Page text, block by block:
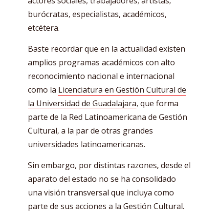
burócratas, especialistas, académicos,
etcétera.
Baste recordar que en la actualidad existen
amplios programas académicos con alto
reconocimiento nacional e internacional
como la Licenciatura en Gestión Cultural de
la Universidad de Guadalajara, que forma
parte de la Red Latinoamericana de Gestión
Cultural, a la par de otras grandes
universidades latinoamericanas.
Sin embargo, por distintas razones, desde el
aparato del estado no se ha consolidado
una visión transversal que incluya como
parte de sus acciones a la Gestión Cultural.